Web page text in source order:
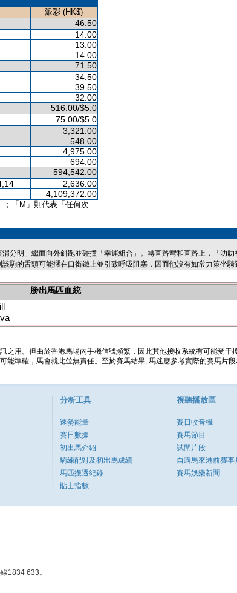
派彩 (HK$)
46.50
14.00
13.00
14.00
71.50
34.50
39.50
32.00
516.00/$5.0
75.00/$5.0
3,321.00
548.00
4,975.00
694.00
594,542.00
2,636.00
4,109,372.00
「M」則代表「任何次
分明」繼而向外斜跑並碰撞「幸運組合」。轉直路彎和直路上，「叻叻
駒的舌頭可能擱在口銜鐵上並引致呼吸阻塞，因而他沒有如常力策坐騎
勝出馬匹血統
之用。但由於香港馬場內手機信號頻繁，因此其他接收系統有可能受干
準確，馬會就此並無責任。至於賽馬結果, 馬迷應參考實際的賽馬片段
分析工具
速勢能量
賽日數據
初出馬介紹
騎練配對及初岀馬成績
馬匹搬遷紀錄
貼士指數
視聽播放區
賽日收音機
賽馬節目
試閘片段
自購馬來港前賽事
賽馬娛樂新聞
1834 633。